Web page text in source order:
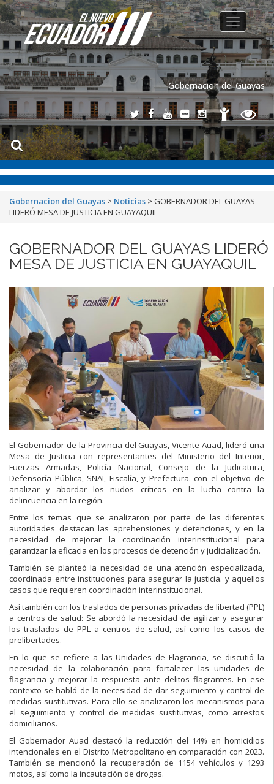
Gobernacion del Guayas
Toggle
navigation
Gobernacion del Guayas > Noticias > GOBERNADOR DEL GUAYAS
LIDERÓ MESA DE JUSTICIA EN GUAYAQUIL
GOBERNADOR DEL GUAYAS LIDERÓ
MESA DE JUSTICIA EN GUAYAQUIL
El Gobernador de la Provincia del Guayas, Vicente Auad, lideró una
Mesa de Justicia con representantes del Ministerio del Interior,
Fuerzas Armadas, Policía Nacional, Consejo de la Judicatura,
Defensoría Pública, SNAI, Fiscalía, y Prefectura. con el objetivo de
analizar y abordar los nudos críticos en la lucha contra la
delincuencia en la región.
Entre los temas que se analizaron por parte de las diferentes
autoridades destacan las aprehensiones y detenciones, y en la
necesidad de mejorar la coordinación interinstitucional para
garantizar la eficacia en los procesos de detención y judicialización.
También se planteó la necesidad de una atención especializada,
coordinada entre instituciones para asegurar la justicia. y aquellos
casos que requieren coordinación interinstitucional.
Así también con los traslados de personas privadas de libertad (PPL)
a centros de salud: Se abordó la necesidad de agilizar y asegurar
los traslados de PPL a centros de salud, así como los casos de
prelibertades.
En lo que se refiere a las Unidades de Flagrancia, se discutió la
necesidad de la colaboración para fortalecer las unidades de
flagrancia y mejorar la respuesta ante delitos flagrantes. En ese
contexto se habló de la necesidad de dar seguimiento y control de
medidas sustitutivas. Para ello se analizaron los mecanismos para
el seguimiento y control de medidas sustitutivas, como arrestos
domiciliarios.
El Gobernador Auad destacó la reducción del 14% en homicidios
intencionales en el Distrito Metropolitano en comparación con 2023.
También se mencionó la recuperación de 1154 vehículos y 1293
motos, así como la incautación de drogas.